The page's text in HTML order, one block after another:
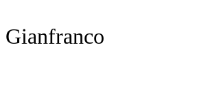
Gianfranco